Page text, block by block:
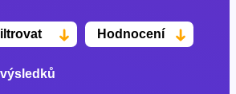
Hodnocení